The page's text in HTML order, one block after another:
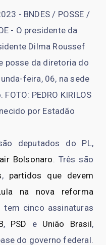
- BNDES / POSSE /
- O presidente da
Dilma Roussef
posse da diretoria do
feira, 06, na sede
PEDRO KIRILOS
por Estadão
deputados do PL,
Bolsonaro. Três são
, partidos que devem
na nova reforma
cinco assinaturas
, PSD e União Brasil,
do governo federal.